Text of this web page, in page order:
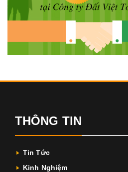
THÔNG TIN
Tin Tức
Kinh Nghiệm